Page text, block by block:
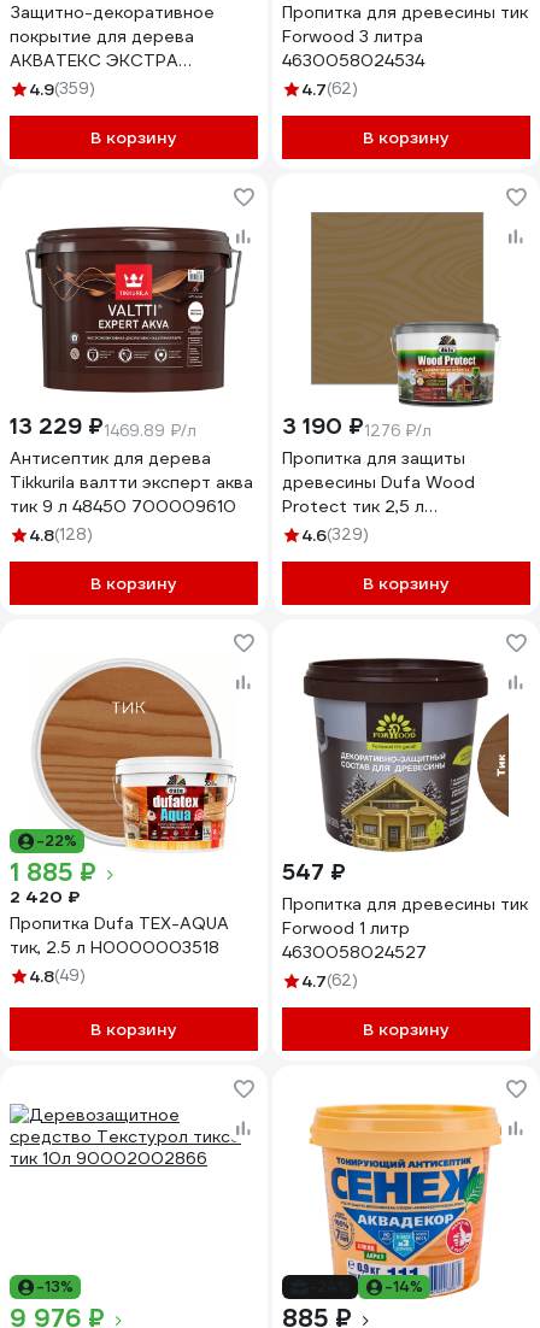
Защитно-декоративное
покрытие для дерева
АКВАТЕКС ЭКСТРА
полуглянцевое, тик, 0.8 л
4.9(359)
В корзину
Пропитка для древесины тик
Forwood 3 литра
4630058024534
4.7(62)
В корзину
13 229 ₽1469.89 ₽/л
Антисептик для дерева
Tikkurila валтти эксперт аква
тик 9 л 48450 700009610
4.8(128)
В корзину
3 190 ₽1276 ₽/л
Пропитка для защиты
древесины Dufa Wood
Protect тик 2,5 л
МП000015770
4.6(329)
В корзину
-22%
1 885 ₽
2 420 ₽
Пропитка Dufa TEX-AQUA
тик, 2.5 л Н0000003518
4.8(49)
В корзину
547 ₽
Пропитка для древесины тик
Forwood 1 литр
4630058024527
4.7(62)
В корзину
-13%
9 976 ₽
-14%
885 ₽